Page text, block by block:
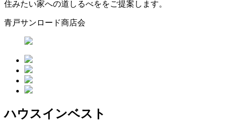
住みたい家への道しるべををご提案します。
青戸サンロード商店会
ハウスインベスト